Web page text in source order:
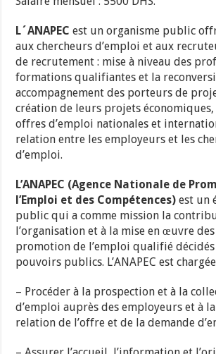
L´ANAPEC est un organisme public
aux chercheurs d’emploi et aux
de recrutement : mise à niveau des
formations qualifiantes et la
accompagnement des porteurs de
création de leurs projets
offres d’emploi nationales et
relation entre les employeurs et les
d’emploi.
L’ANAPEC (Agence Nationale de
l’Emploi et des Compétences)est un
public qui a comme mission la
l’organisation et à la mise en œuvre
promotion de l’emploi qualifié
pouvoirs publics. L’ANAPEC est
– Procéder à la prospection et à la
d’emploi auprès des employeurs et à
relation de l’offre et de la demande